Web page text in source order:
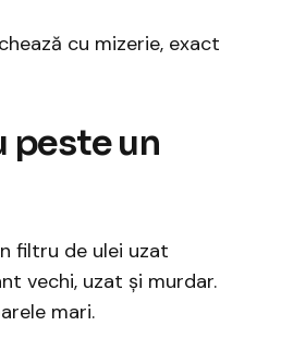
cu mizerie, exact
peste un
filtru de ulei uzat
vechi, uzat și murdar.
mari.